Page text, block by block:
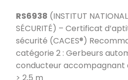
RS6938 (INSTITUT
SÉCURITÉ) – Certificat
sécurité (CACES®)
catégorie 2 : Gerbeurs
conducteur accompagnant